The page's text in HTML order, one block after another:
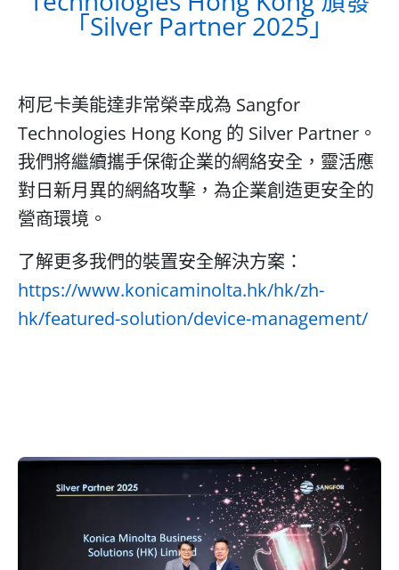
「Silver Partner 2025」
柯尼卡美能達非常榮幸成為 Sangfor
Technologies Hong Kong 的 Silver Partner。
我們將繼續攜手保衛企業的網絡安全，靈活應
對日新月異的網絡攻擊，為企業創造更安全的
營商環境。
了解更多我們的裝置安全解決方案：
https://www.konicaminolta.hk/hk/zh-
hk/featured-solution/device-management/